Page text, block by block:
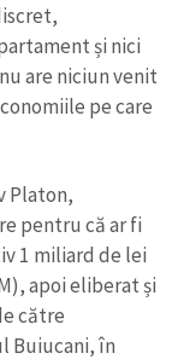
și nici
are niciun venit
pe care
Platon,
pentru că ar fi
1 miliard de lei
apoi eliberat și
către
Buiucani, în